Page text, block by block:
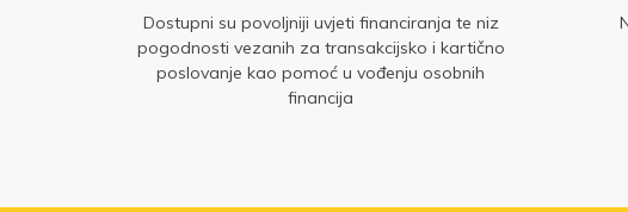
Dostupni su povoljniji uvjeti financiranja te niz
pogodnosti vezanih za transakcijsko i kartično
poslovanje kao pomoć u vođenju osobnih
financija